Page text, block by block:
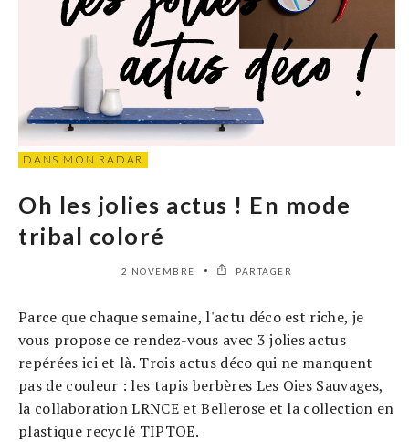
DANS MON RADAR
Oh les jolies actus ! En mode
tribal coloré
2 NOVEMBRE PARTAGER
Parce que chaque semaine, l'actu déco est riche, je
vous propose ce rendez-vous avec 3 jolies actus
repérées ici et là. Trois actus déco qui ne manquent
pas de couleur : les tapis berbères Les Oies Sauvages,
la collaboration LRNCE et Bellerose et la collection en
plastique recyclé TIPTOE.